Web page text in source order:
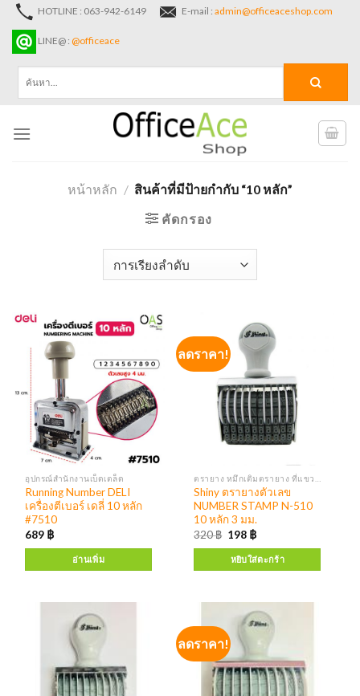
Skip
content
HOTLINE : 063-942-6149 E-mail : admin@officeaceshop.com
LINE@ : @officeace
หน้าหลัก / สินค้าที่มีป้ายกำกับ “10 หลัก”
คัดกรอง
อุปกรณ์สำนักงานเบ็ดเตล็ด
Running Number DELI
เครื่องตีเบอร์ เดลี่ 10 หลัก
#7510
689 ฿
อ่านเพิ่ม
ลดราคา!
ลดราคา!
ตรายาง หมึกเติมตรายาง ที่แขวนตรายาง
Shiny ตรายางตัวเลข
NUMBER STAMP N-510
10 หลัก 3 มม.
320฿ 198 ฿
หยิบใส่ตะกร้า